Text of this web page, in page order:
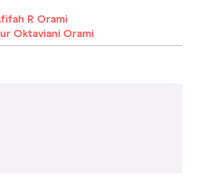
R Orami
Oktaviani Orami